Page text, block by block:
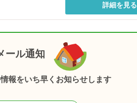
詳細を見る
ール通知
報をいち早くお知らせします